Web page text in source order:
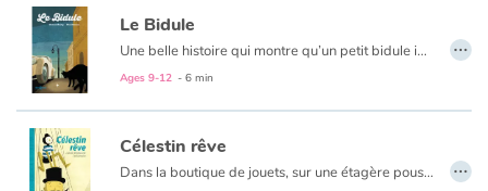
Social issues
Emotions and feelings
Catalogue anglais
Le Bidule
Une belle histoire qui montre qu’un petit bidule insignifiant peut parfois changer le cours d’une vie. Monsieur Banal menait une vie paisible et sans histoire. Mais il suffit parfois d’un rien pour que tout s’emballe. Un beau matin, Monsieur Banal fit une chose incroyable… Il se baissa, ramassa un petit bidule et le mit dans sa poche. C’était un tout petit bidule, mais il prit une place de plus en plus importante dans la vie de Monsieur Banal…
Ages 9-12 - 6 min
…
Célestin rêve
Dans la boutique de jouets, sur une étagère poussiéreuse, Célestin rêve. D’avant, du temps où Gaspard lançait dans les airs ses ﬁcelles de pantin. Il devenait funambule, la voltige donnait le vertige et fascinait tous les enfants du cirque ambulant. …